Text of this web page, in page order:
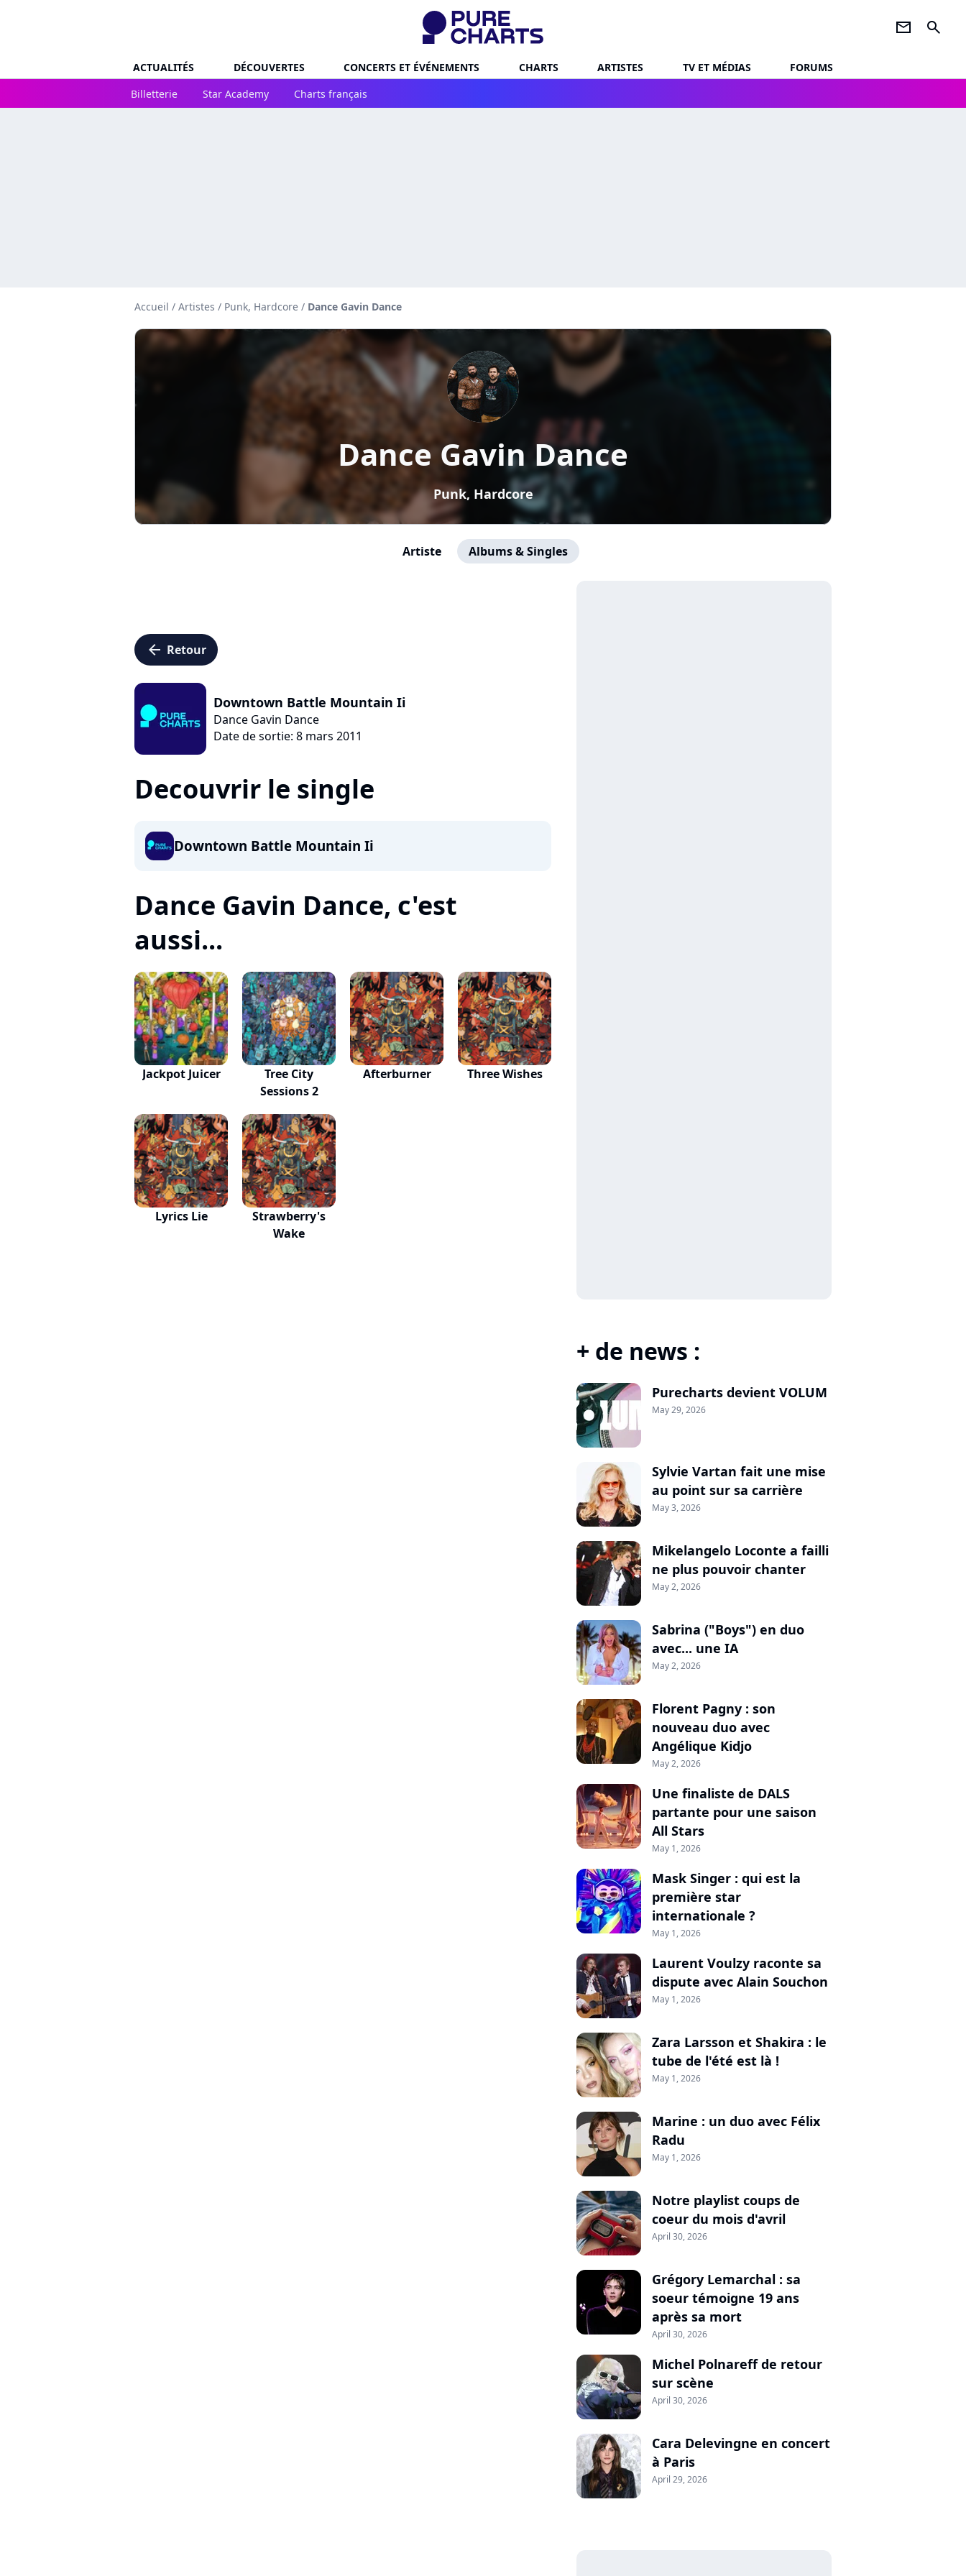
newsletter search
ACTUALITÉS DÉCOUVERTES CONCERTS ET ÉVÉNEMENTS CHARTS ARTISTES TV ET MÉDIAS
FORUMS
Billetterie
Star Academy Charts français
Accueil / Artistes / Punk, Hardcore / Dance Gavin Dance
Dance Gavin Dance
Punk, Hardcore
Artiste Albums & Singles
arrow_left Retour
Downtown Battle Mountain Ii
Dance Gavin Dance
Date de sortie: 8 mars 2011
Decouvrir le single
Downtown Battle Mountain Ii
Dance Gavin Dance, c'est
aussi...
Jackpot Juicer
Tree City
Sessions 2
Afterburner Three Wishes
Lyrics Lie
Strawberry's
Wake
+ de news :
Purecharts devient VOLUM
May 29, 2026
Sylvie Vartan fait une mise
au point sur sa carrière
May 3, 2026
Mikelangelo Loconte a failli
ne plus pouvoir chanter
May 2, 2026
Sabrina ("Boys") en duo
avec... une IA
May 2, 2026
Florent Pagny : son
nouveau duo avec
Angélique Kidjo
May 2, 2026
Une finaliste de DALS
partante pour une saison
All Stars
May 1, 2026
Mask Singer : qui est la
première star
internationale ?
May 1, 2026
Laurent Voulzy raconte sa
dispute avec Alain Souchon
May 1, 2026
Zara Larsson et Shakira : le
tube de l'été est là !
May 1, 2026
Marine : un duo avec Félix
Radu
May 1, 2026
Notre playlist coups de
coeur du mois d'avril
April 30, 2026
Grégory Lemarchal : sa
soeur témoigne 19 ans
après sa mort
April 30, 2026
Michel Polnareff de retour
sur scène
April 30, 2026
Cara Delevingne en concert
à Paris
April 29, 2026